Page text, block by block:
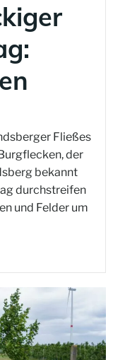
Fließes
der
bekannt
durchstreifen
und Felder um